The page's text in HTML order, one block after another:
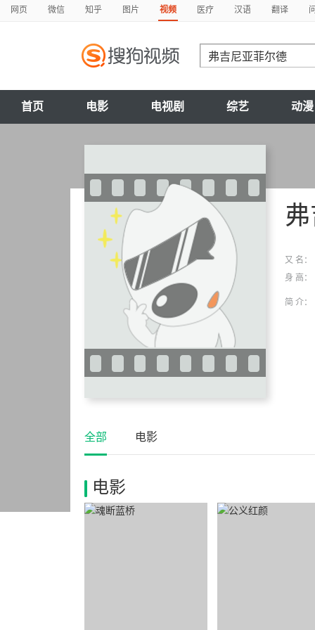
网页 微信 知乎 图片 视频 医疗 汉语 翻译
首页 电影 电视剧 综艺 动漫
又 名：
身 高：
简 介：
全部 电影
电影